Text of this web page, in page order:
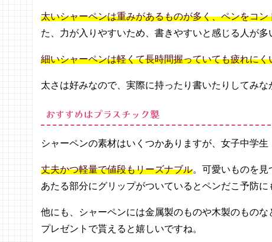
筆＞
− オレ
ロ（ぺ
る）
MILA
N
eraser
&penc
il（ミ
ラン）
−
MILA
SILVE
太いシャーペンは重みがあるものが多く、ペンをコン
た、力が入りやすいため、書きやすいと感じる人が多
細いシャーペンは軽くて長時間握っていても疲れにく
太さは好みなので、実際に持ったり書いたりしてみな
おすすめはプラスチック製
シャーペンの素材はいくつかありますが、女子中学
丈夫かつ軽量で値段もリーズナブル。可愛いものを
あたる部分にグリップがついているとペンだこ予防に
他にも、シャーペンには金属製のものや木製のもの
プレゼントで貰えると嬉しいですね。